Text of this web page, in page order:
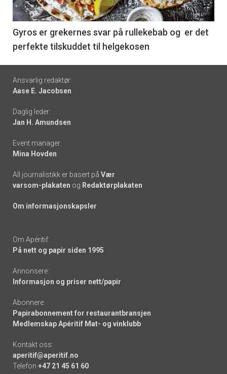
-
6
Gyros er grekernes svar på rullekebab og er det
perfekte tilskuddet til helgekosen
Footer
-
links
Ansvarlig redaktør:
Aase E. Jacobsen
Daglig leder:
Jan H. Amundsen
Event manager:
Mina Hovden
All journalistikk er basert på Vær
varsom-plakaten og Redaktørplakaten
Om informasjonskapsler
Om Apéritif:
På nett og papir siden 1995
Annonsere:
Informasjon og priser nett/papir
Abonnere:
Papirabonnement for restaurantbransjen
Medlemskap Apéritif Mat- og vinklubb
Kontakt oss:
aperitif@aperitif.no
Telefon +47 21 45 61 60